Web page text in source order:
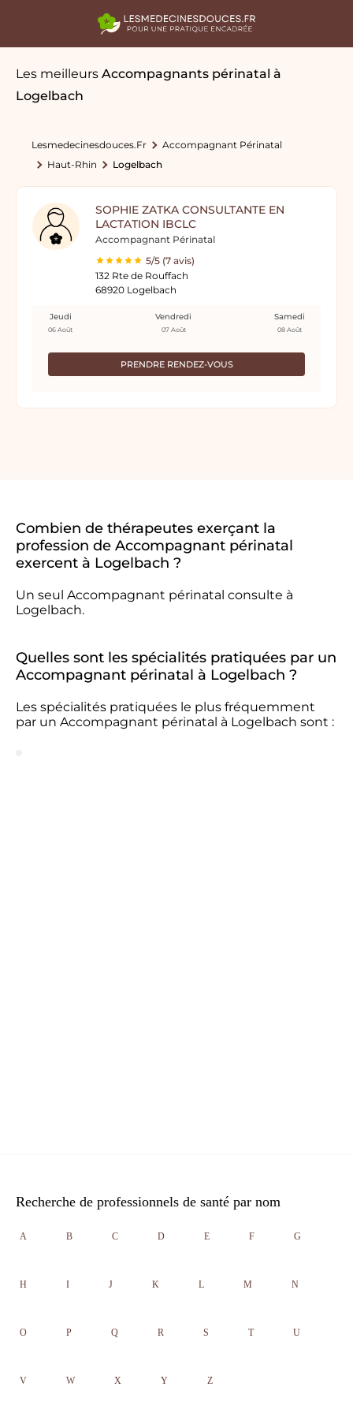
Les meilleurs Accompagnants périnatal à
Logelbach
Lesmedecinesdouces.fr
Accompagnant Périnatal
Haut-Rhin
Logelbach
SOPHIE ZATKA CONSULTANTE EN
LACTATION IBCLC
Accompagnant Périnatal
5/5 (7 avis)
132 Rte de Rouffach
68920 Logelbach
PRENDRE RENDEZ-VOUS
Jeudi
06 Août
Vendredi
07 Août
Samedi
08 Août
Combien de thérapeutes exerçant la
profession de Accompagnant périnatal
exercent à Logelbach ?
Un seul Accompagnant périnatal consulte à
Logelbach.
Quelles sont les spécialités pratiquées par un
Accompagnant périnatal à Logelbach ?
Les spécialités pratiquées le plus fréquemment
par un Accompagnant périnatal à Logelbach sont :
Recherche de professionnels de santé par nom
A B C D E F G
H I J K L M N
O P Q R S T U
V W X Y Z